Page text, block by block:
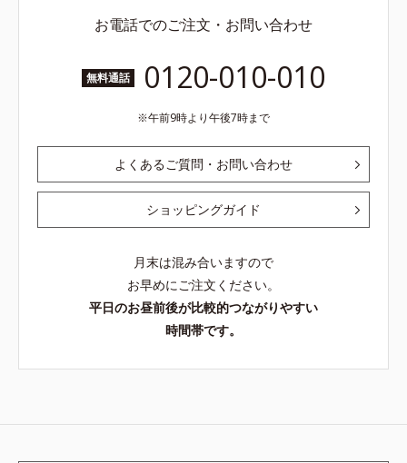
お電話でのご注文・お問い合わせ
無料通話 0120-010-010
午前9時より午後7時まで
よくあるご質問・お問い合わせ
ショッピングガイド
月末は混み合いますので
お早めにご注文ください。
平日のお昼前後が比較的つながりやすい
時間帯です。